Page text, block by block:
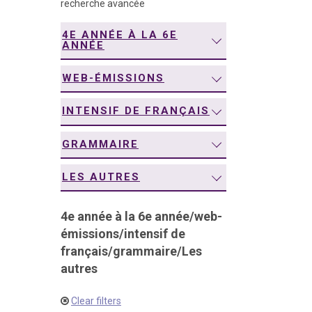
recherche avancée
4E ANNÉE À LA 6E
ANNÉE
WEB-ÉMISSIONS
INTENSIF DE FRANÇAIS
GRAMMAIRE
LES AUTRES
4e année à la 6e année/web-
émissions/intensif de
français/grammaire/Les
autres
Clear filters